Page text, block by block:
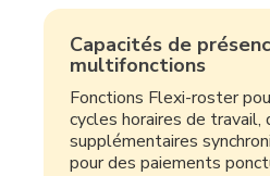
Capacités de
multifonctions
Fonctions Flexi-roster
cycles horaires de travail,
supplémentaires
pour des paiements